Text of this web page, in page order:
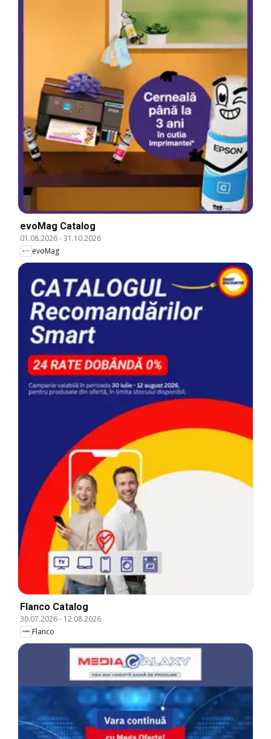
evoMag Catalog
01.08.2026-31.10.2026
evoMag
Flanco Catalog
30.07.2026- 12.08.2026
Flanco